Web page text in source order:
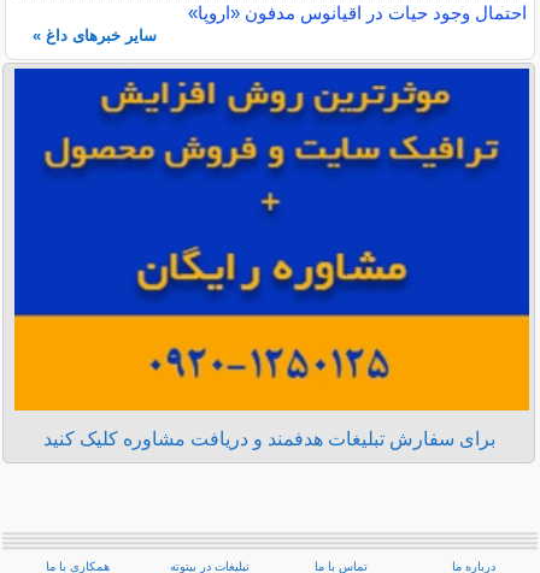
احتمال وجود حیات در اقیانوس مدفون «اروپا»
سایر خبرهای داغ »
برای سفارش تبلیغات هدفمند و دریافت مشاوره کلیک کنید
درباره ما تماس با ما تبلیغات در بیتوته همکاری با ما